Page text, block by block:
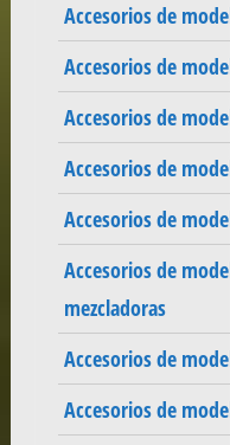
Accesorios de
Accesorios de
Accesorios de
Accesorios de
Accesorios de
Accesorios de
mezcladoras
Accesorios de
Accesorios de